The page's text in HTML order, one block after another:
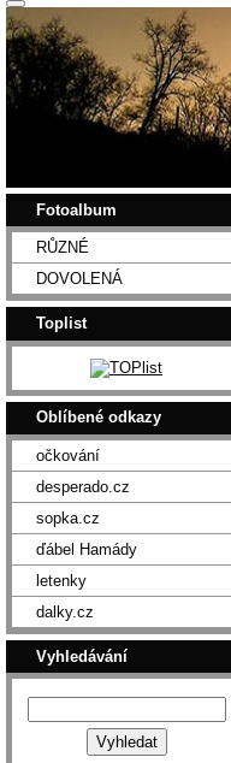
Fotoalbum
RŮZNÉ
DOVOLENÁ
Toplist
Oblíbené odkazy
očkování
desperado.cz
sopka.cz
ďábel Hamády
letenky
dalky.cz
Vyhledávání